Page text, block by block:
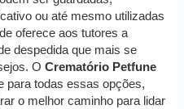
ou até mesmo utilizadas
oferece aos tutores a
despedida que mais se
OCrematório Petfune
para todas essas opções,
o melhor caminho para lidar